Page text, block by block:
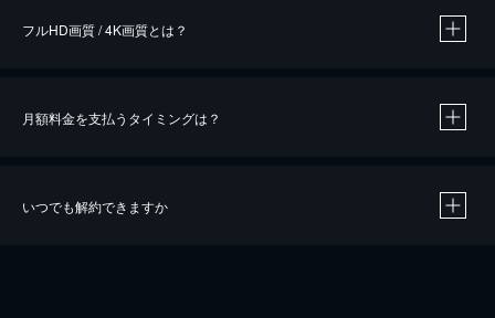
※40％ポイント還元の対象は、クレジットカード決済による作品の購入 / レンタルです。
フルHD画質 / 4K画質とは？
月額料金を支払うタイミングは？
いつでも解約できますか